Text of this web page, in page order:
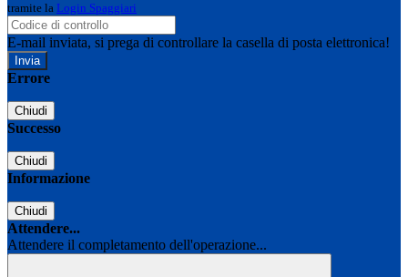
tramite la Login Spaggiari
E-mail inviata, si prega di controllare la casella di posta elettronica!
Errore
Chiudi
Successo
Chiudi
Informazione
Chiudi
Attendere...
Attendere il completamento dell'operazione...